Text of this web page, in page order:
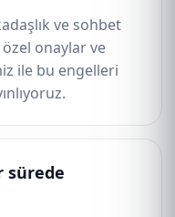
ve sohbet
onaylar ve
ile bu engelleri
sürede